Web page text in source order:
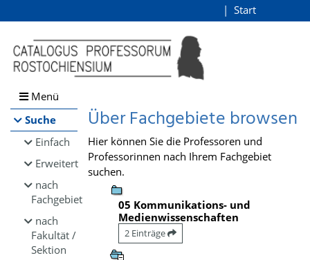
Browsen
direkt zum Inhalt
Start
Menü
Suche
Einfach
Erweitert
nach
Fachgebiet
nach
Fakultät /
Sektion
Über Fachgebiete browsen
Hier können Sie die Professoren und
Professorinnen nach Ihrem Fachgebiet
suchen.
05 Kommunikations- und
Medienwissenschaften
2 Einträge